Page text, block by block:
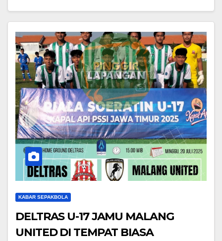
KABAR SEPAKBOLA
DELTRAS U-17 JAMU MALANG
UNITED DI TEMPAT BIASA